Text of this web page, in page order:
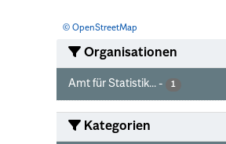
© OpenStreetMap
Organisationen
Amt für Statistik... - 1
Kategorien